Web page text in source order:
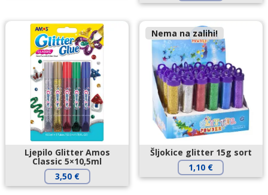
Ljepilo Glitter Amos
Classic 5×10,5ml
3,50 €
Nema na zalihi!
Šljokice glitter 15g sort
1,10 €